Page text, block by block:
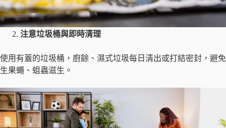
注意垃圾桶與即時清理
使用有蓋的垃圾桶，廚餘、濕式垃圾每日清出或打結密封，避免
生果蠅、蛆蟲滋生。